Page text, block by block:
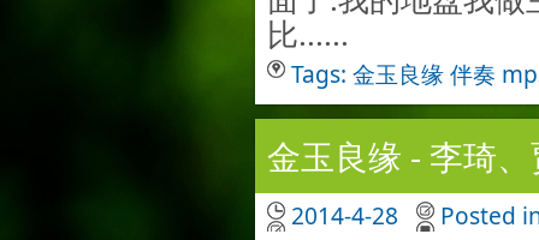
比......
Tags: 金玉良缘伴奏
金玉良缘 - 李琦
2014-4-28 Posted